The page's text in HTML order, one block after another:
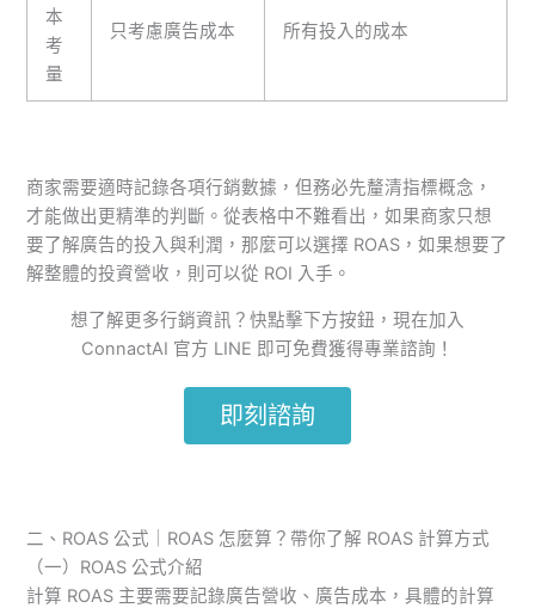
本
考
量
只考慮廣告成本 所有投入的成本
商家需要適時記錄各項行銷數據，但務必先釐清指標概念，
才能做出更精準的判斷。從表格中不難看出，如果商家只想
要了解廣告的投入與利潤，那麼可以選擇 ROAS，如果想要了
解整體的投資營收，則可以從 ROI 入手。
想了解更多行銷資訊？快點擊下方按鈕，現在加入
ConnactAI 官方 LINE 即可免費獲得專業諮詢！
即刻諮詢
二、ROAS 公式｜ROAS 怎麼算？帶你了解 ROAS 計算方式
（一）ROAS 公式介紹
計算 ROAS 主要需要記錄廣告營收、廣告成本，具體的計算